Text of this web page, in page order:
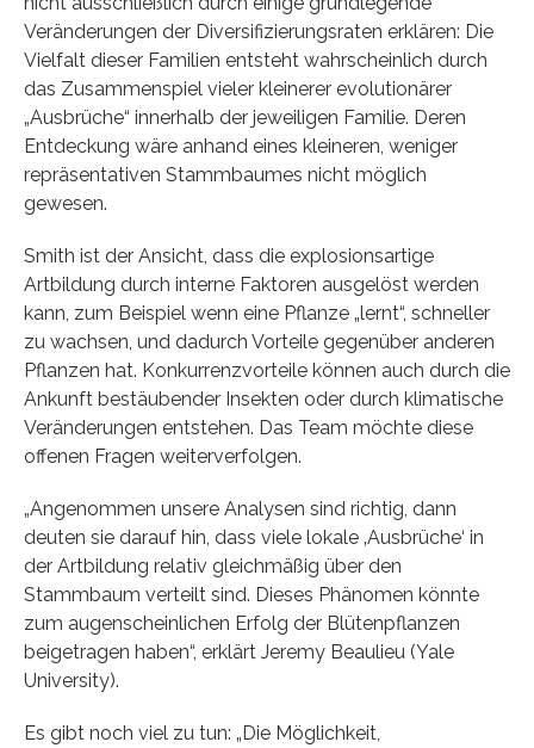
Veränderungen der Diversifizierungsraten erklären: Die
Vielfalt dieser Familien entsteht wahrscheinlich durch
das Zusammenspiel vieler kleinerer evolutionärer
„Ausbrüche“ innerhalb der jeweiligen Familie. Deren
Entdeckung wäre anhand eines kleineren, weniger
repräsentativen Stammbaumes nicht möglich
gewesen.
Smith ist der Ansicht, dass die explosionsartige
Artbildung durch interne Faktoren ausgelöst werden
kann, zum Beispiel wenn eine Pflanze „lernt“, schneller
zu wachsen, und dadurch Vorteile gegenüber anderen
Pflanzen hat. Konkurrenzvorteile können auch durch die
Ankunft bestäubender Insekten oder durch klimatische
Veränderungen entstehen. Das Team möchte diese
offenen Fragen weiterverfolgen.
„Angenommen unsere Analysen sind richtig, dann
deuten sie darauf hin, dass viele lokale ‚Ausbrüche‘ in
der Artbildung relativ gleichmäßig über den
Stammbaum verteilt sind. Dieses Phänomen könnte
zum augenscheinlichen Erfolg der Blütenpflanzen
beigetragen haben“, erklärt Jeremy Beaulieu (Yale
University).
Es gibt noch viel zu tun: „Die Möglichkeit,